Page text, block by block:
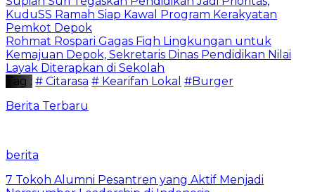
KuduSS Ramah Siap Kawal Program Kerakyatan
Pemkot Depok
Rohmat Rospari Gagas Fiqh Lingkungan untuk
Kemajuan Depok, Sekretaris Dinas Pendidikan Nilai
Layak Diterapkan di Sekolah
Tag : # Citarasa # Kearifan Lokal #Burger
Berita Terbaru
berita
7 Tokoh Alumni Pesantren yang Aktif Menjadi